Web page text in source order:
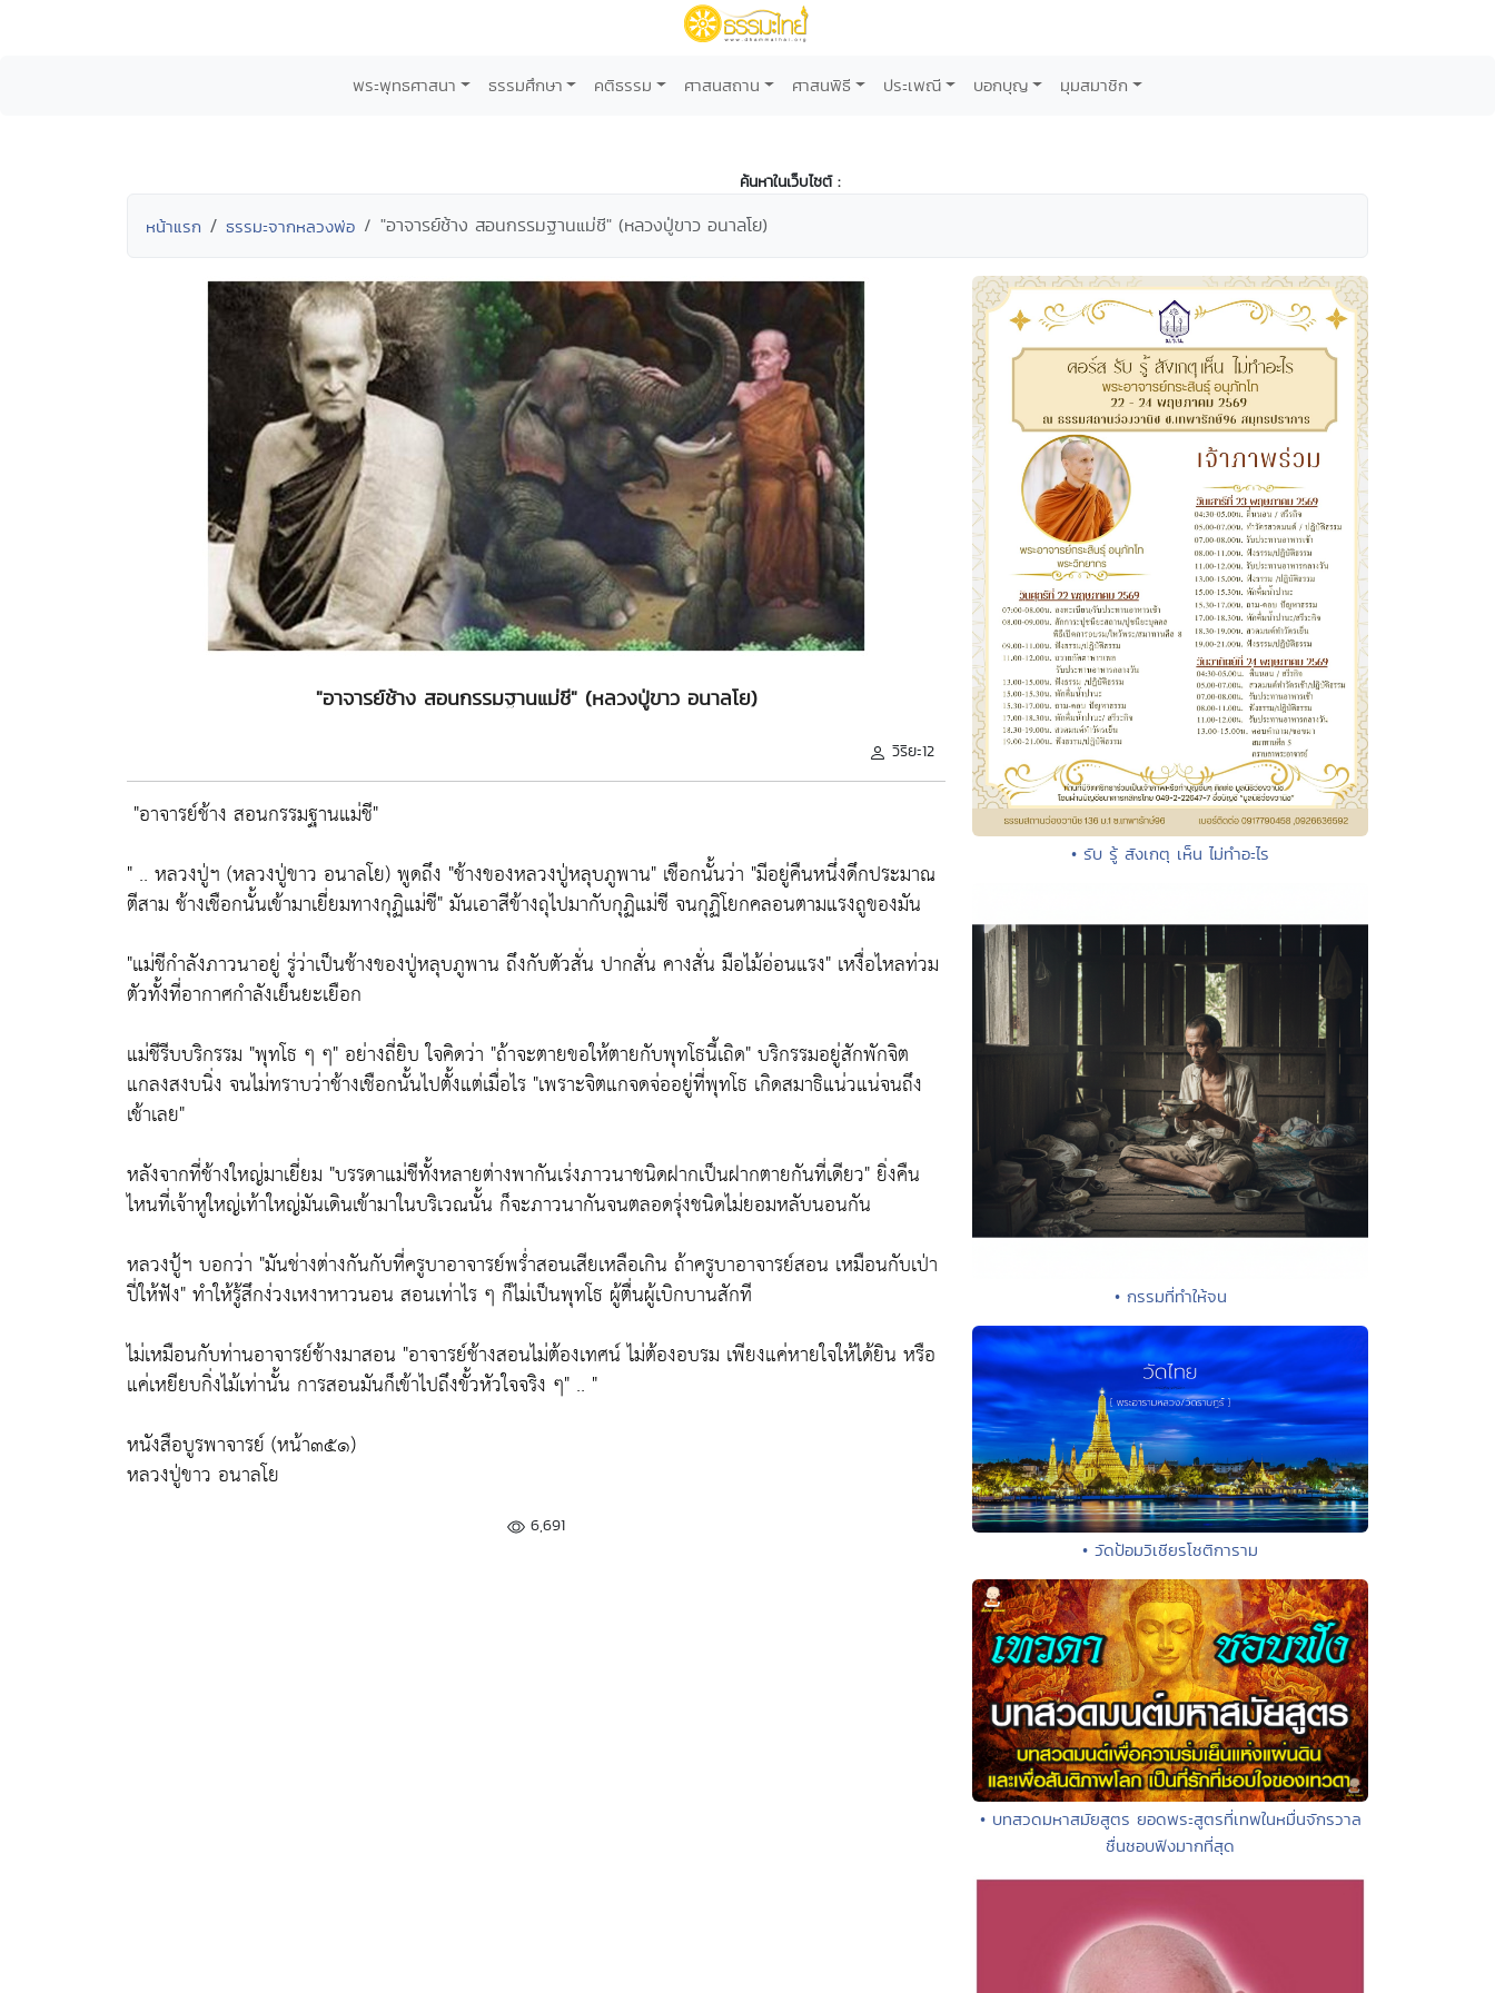
พระพุทธศาสนา ธรรมศึกษา คติธรรม ศาสนสถาน ศาสนพิธี ประเพณี บอกบุญ มุมสมาชิก
ค้นหาในเว็บไซต์ :
หน้าแรก ธรรมะจากหลวงพ่อ "อาจารย์ช้าง สอนกรรมฐานแม่ชี" (หลวงปู่ขาว อนาลโย)
"อาจารย์ช้าง สอนกรรมฐานแม่ชี" (หลวงปู่ขาว อนาลโย)
วิริยะ12
"อาจารย์ช้าง สอนกรรมฐานแม่ชี"
" .. หลวงปู่ฯ (หลวงปู่ขาว อนาลโย) พูดถึง "ช้างของหลวงปู่หลุบภูพาน" เชือกนั้นว่า "มีอยู่คืนหนึ่งดึกประมาณ
ตีสาม ช้างเชือกนั้นเข้ามาเยี่ยมทางกุฏิแม่ชี"มันเอาสีข้างถุไปมากับกุฏิแม่ชี จนกุฏิโยกคลอนตามแรงถูของมัน
"แม่ชีกำลังภาวนาอยู่ รู่ว่าเป็นช้างของปู่หลุบภูพาน ถึงกับตัวสั่น ปากสั่น คางสั่น มือไม้อ่อนแรง" เหงื่อไหลท่วม
ตัวทั้งที่อากาศกำลังเย็นยะเยือก
แม่ชีรีบบริกรรม "พุทโธ ๆ ๆ"อย่างถี่ยิบ ใจคิดว่า "ถ้าจะตายขอให้ตายกับพุทโธนี้เถิด"บริกรรมอยู่สักพักจิต
แกลงสงบนิ่ง จนไม่ทราบว่าช้างเชือกนั้นไปตั้งแต่เมื่อไร "เพราะจิตแกจดจ่ออยู่ที่พุทโธ เกิดสมาธิแน่วแน่จนถึง
เช้าเลย"
หลังจากที่ช้างใหญ่มาเยี่ยม "บรรดาแม่ชีทั้งหลายต่างพากันเร่งภาวนาชนิดฝากเป็นฝากตายกันที่เดียว" ยิ่งคืน
ไหนที่เจ้าหูใหญ่เท้าใหญ่มันเดินเข้ามาในบริเวณนั้น ก็จะภาวนากันจนตลอดรุ่งชนิดไม่ยอมหลับนอนกัน
หลวงปู้ฯ บอกว่า "มันช่างต่างกันกับที่ครูบาอาจารย์พร่ำสอนเสียเหลือเกิน ถ้าครูบาอาจารย์สอน เหมือนกับเป่า
ปี่ให้ฟัง"ทำให้รู้สึกง่วงเหงาหาวนอน สอนเท่าไร ๆ ก็ไม่เป็นพุทโธ ผู้ตื่นผู้เบิกบานสักที
ไม่เหมือนกับท่านอาจารย์ช้างมาสอน "อาจารย์ช้างสอนไม่ต้องเทศน์ ไม่ต้องอบรม เพียงแค่หายใจให้ได้ยิน หรือ
แค่เหยียบกิ่งไม้เท่านั้น การสอนมันก็เข้าไปถึงขั้วหัวใจจริง ๆ" .. "
หนังสือบูรพาจารย์ (หน้า๓๕๑)
หลวงปู่ขาว อนาลโย
6,691
• รับ รู้ สังเกตุ เห็น ไม่ทำอะไร
• กรรมที่ทำให้จน
• วัดป้อมวิเชียรโชติการาม
• บทสวดมหาสมัยสูตร ยอดพระสูตรที่เทพในหมื่นจักรวาล
ชื่นชอบฟังมากที่สุด